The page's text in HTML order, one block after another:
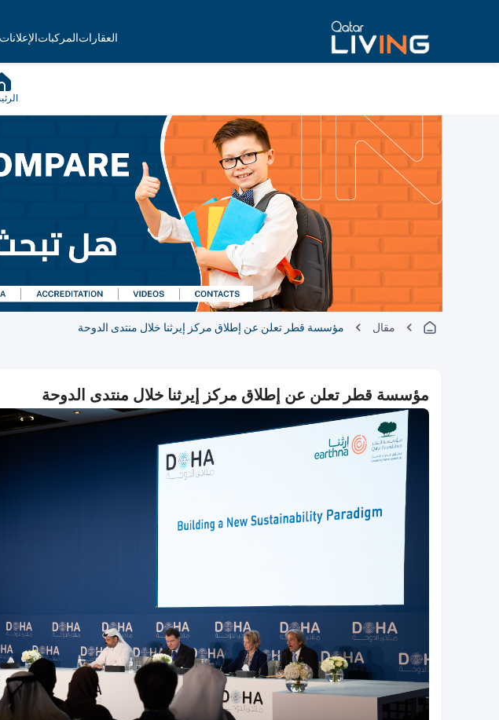
العقاراتالمركباتالإعلانات
مقال مؤسسة قطر تعلن عن إطلاق مركز إيرثنا خلال منتدى الدوحة
مؤسسة قطر تعلن عن إطلاق مركز إيرثنا خلال منتدى الدوحة